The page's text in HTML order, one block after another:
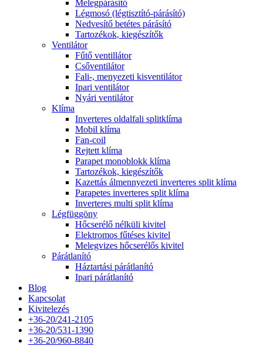
Melegpárásító
Légmosó (légtisztító-párásító)
Nedvesítő betétes párásító
Tartozékok, kiegészítők
Ventilátor
Fűtő ventillátor
Csőventilátor
Fali-, menyezeti kisventilátor
Ipari ventilátor
Nyári ventilátor
Klíma
Inverteres oldalfali splitklíma
Mobil klíma
Fan-coil
Rejtett klíma
Parapet monoblokk klíma
Tartozékok, kiegészítők
Kazettás álmennyezeti inverteres split klíma
Parapetes inverteres split klíma
Inverteres multi split klíma
Légfüggöny
Hőcserélő nélküli kivitel
Elektromos fűtéses kivitel
Melegvizes hőcserélős kivitel
Párátlanító
Háztartási párátlanító
Ipari párátlanító
Blog
Kapcsolat
Kivitelezés
+36-20/241-2105
+36-20/531-1390
+36-20/960-8840